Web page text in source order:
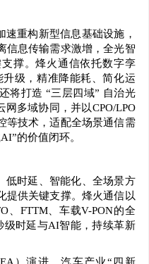
重构新型信息基础设施，
信息传输需求激增，全光智
撑。烽火通信依托数字孪
级，精准降能耗、简化运
将打造 “三层四域” 自治光
多域协同，并以CPO/LPO
等技术，适配全场景通信需
的价值闭环。
低时延、智能化、全场景方
提供关键支撑。烽火通信以
、FTTM、车载V-PON的全
级时延与AI智能，持续革新